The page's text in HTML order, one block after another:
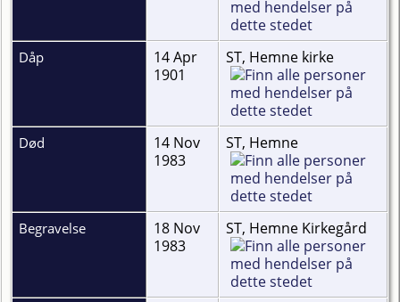
Dåp
14 Apr
1901
ST, Hemne kirke
Død
14 Nov
1983
ST, Hemne
Begravelse
18 Nov
1983
ST, Hemne Kirkegård